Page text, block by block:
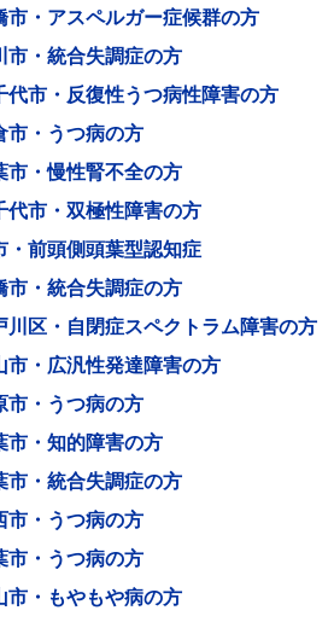
・アスペルガー症候群の方
・統合失調症の方
市・反復性うつ病性障害の方
・うつ病の方
・慢性腎不全の方
市・双極性障害の方
前頭側頭葉型認知症
・統合失調症の方
区・自閉症スペクトラム障害の方
・広汎性発達障害の方
・うつ病の方
・知的障害の方
・統合失調症の方
・うつ病の方
・うつ病の方
・もやもや病の方